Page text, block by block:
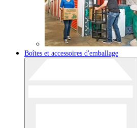
Boîtes et accessoires d'emballage